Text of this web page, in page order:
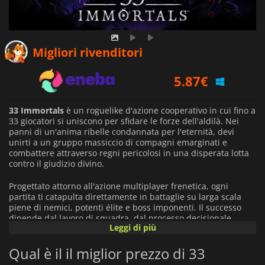
Migliori rivenditori
5.87€
7.99€
33 Immortals è un roguelike d'azione cooperativo in cui fino a
33 giocatori si uniscono per sfidare le forze dell'aldilà. Nei
panni di un'anima ribelle condannata per l'eternità, devi
unirti a un gruppo massiccio di compagni emarginati e
combattere attraverso regni pericolosi in una disperata lotta
contro il giudizio divino.
Progettato attorno all'azione multiplayer frenetica, ogni
partita ti catapulta direttamente in battaglie su larga scala
piene di nemici, potenti élite e boss imponenti. Il successo
dipende dal lavoro di squadra, dal processo decisionale
rapido e dalla capacità di lavorare al fianco di dozzine di altri
Man mano che progredisci, sbloccherai nuove abilità,
Leggi di più
Qual è il il miglior prezzo di 33